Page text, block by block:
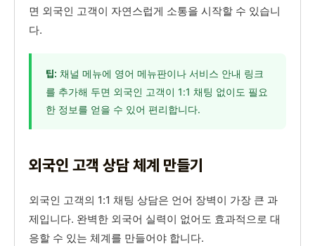
면 외국인 고객이 자연스럽게 소통을 시작할 수 있습니
다.
팁: 채널 메뉴에 영어 메뉴판이나 서비스 안내 링크
를 추가해 두면 외국인 고객이 1:1 채팅 없이도 필요
한 정보를 얻을 수 있어 편리합니다.
외국인 고객 상담 체계 만들기
외국인 고객의 1:1 채팅 상담은 언어 장벽이 가장 큰 과
제입니다. 완벽한 외국어 실력이 없어도 효과적으로 대
응할 수 있는 체계를 만들어야 합니다.